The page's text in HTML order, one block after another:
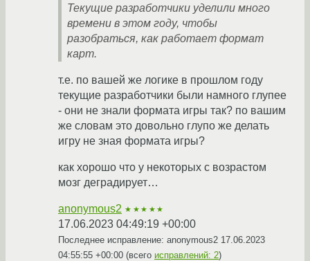
Текущие разработчики уделили много
времени в этом году, чтобы
разобраться, как работает формат
карт.
т.е. по вашей же логике в прошлом году
текущие разработчики были намного глупее
- они не знали формата игры так? по вашим
же словам это довольно глупо же делать
игру не зная формата игры?
как хорошо что у некоторых с возрастом
мозг деградирует…
anonymous2 ★★★★★
17.06.2023 04:49:19 +00:00
Последнее исправление: anonymous2 17.06.2023
04:55:55 +00:00 (всего исправлений: 2)